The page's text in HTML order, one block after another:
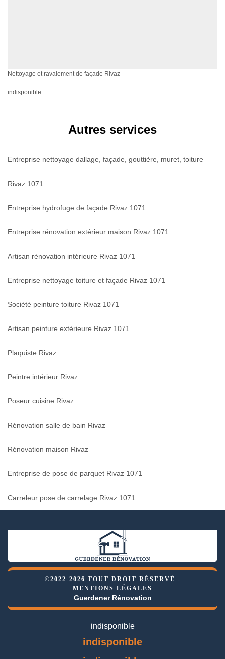
Nettoyage et ravalement de façade Rivaz
indisponible
Autres services
Entreprise nettoyage dallage, façade, gouttière, muret, toiture
Rivaz 1071
Entreprise hydrofuge de façade Rivaz 1071
Entreprise rénovation extérieur maison Rivaz 1071
Artisan rénovation intérieure Rivaz 1071
Entreprise nettoyage toiture et façade Rivaz 1071
Société peinture toiture Rivaz 1071
Artisan peinture extérieure Rivaz 1071
Plaquiste Rivaz
Peintre intérieur Rivaz
Poseur cuisine Rivaz
Rénovation salle de bain Rivaz
Rénovation maison Rivaz
Entreprise de pose de parquet Rivaz 1071
Carreleur pose de carrelage Rivaz 1071
©2022-2026 TOUT DROIT RÉSERVÉ -
MENTIONS LÉGALES
Guerdener Rénovation
indisponible
indisponible